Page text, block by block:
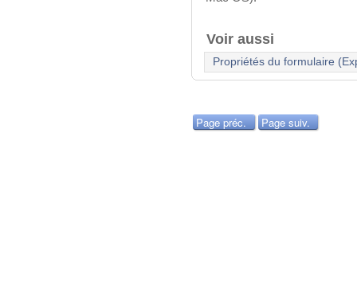
Voir aussi
Propriétés du formulaire
Page préc. Page suiv.